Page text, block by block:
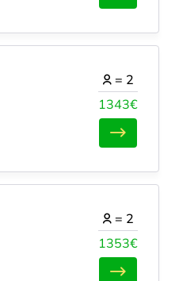
1343€
= 2
1353€
= 2